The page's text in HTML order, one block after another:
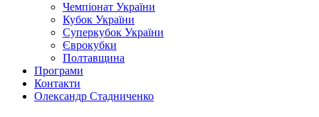
Чемпіонат України
Кубок України
Суперкубок України
Єврокубки
Полтавщина
Програми
Контакти
Олександр Стадниченко